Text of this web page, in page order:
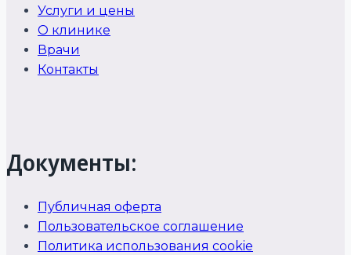
Услуги и цены
О клинике
Врачи
Контакты
Документы:
Публичная оферта
Пользовательское соглашение
Политика использования cookie